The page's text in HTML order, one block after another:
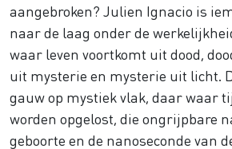
aangebroken? Julien Ignacio is
naar de laag onder de
waar leven voortkomt uit dood,
uit mysterie en mysterie uit licht.
gauw op mystiek vlak, daar waar
worden opgelost, die ongrijpbare
geboorte en de nanoseconde van